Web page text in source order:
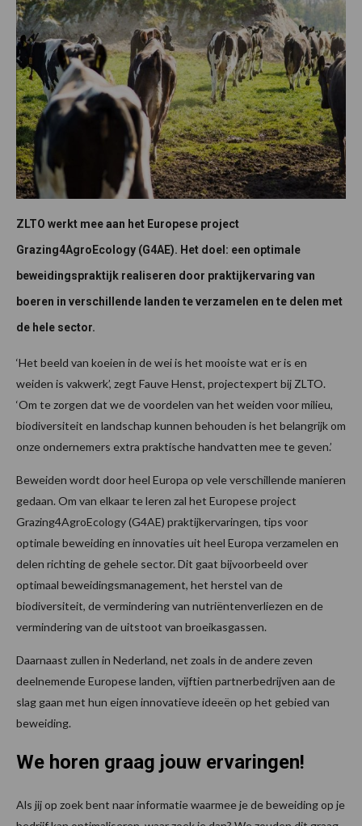
ZLTO werkt mee aan het Europese project
Grazing4AgroEcology (G4AE). Het doel: een optimale
beweidingspraktijk realiseren door praktijkervaring van
boeren in verschillende landen te verzamelen en te delen met
de hele sector.
‘Het beeld van koeien in de wei is het mooiste wat er is en
weiden is vakwerk’, zegt Fauve Henst, projectexpert bij ZLTO.
‘Om te zorgen dat we de voordelen van het weiden voor milieu,
biodiversiteit en landschap kunnen behouden is het belangrijk om
onze ondernemers extra praktische handvatten mee te geven.’
Beweiden wordt door heel Europa op vele verschillende manieren
gedaan. Om van elkaar te leren zal het Europese project
Grazing4AgroEcology (G4AE) praktijkervaringen, tips voor
optimale beweiding en innovaties uit heel Europa verzamelen en
delen richting de gehele sector. Dit gaat bijvoorbeeld over
optimaal beweidingsmanagement, het herstel van de
biodiversiteit, de vermindering van nutriëntenverliezen en de
vermindering van de uitstoot van broeikasgassen.
Daarnaast zullen in Nederland, net zoals in de andere zeven
deelnemende Europese landen, vijftien partnerbedrijven aan de
slag gaan met hun eigen innovatieve ideeën op het gebied van
beweiding.
We horen graag jouw ervaringen!
Als jij op zoek bent naar informatie waarmee je de beweiding op je